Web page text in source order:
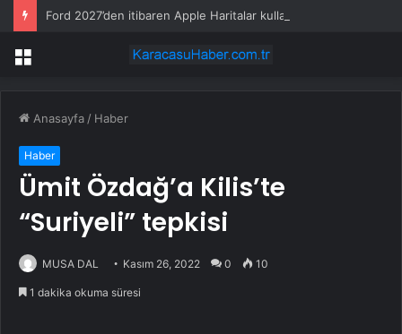
Ford 2027’den itibaren Apple Haritalar kullanacak
Menü
Anasayfa / Haber
Haber
Ümit Özdağ’a Kilis’te
“Suriyeli” tepkisi
MUSA DAL Kasım 26, 2022 0 10
1 dakika okuma süresi